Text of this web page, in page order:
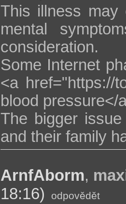
This illness
mental
consideration.
Some Internet
<a href="https://
blood pressure</
The bigger
and their family
ArnfAborm,
18:16)
odpovědět